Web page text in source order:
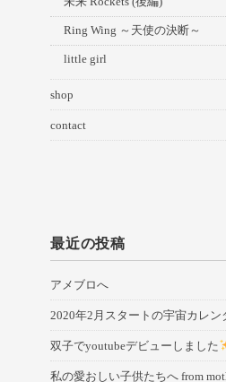
Ring Wing ～天使の決断～
little girl
shop
contact
最近の投稿
アメブロへ
2020年2月スタートの宇宙カレン
双子でyoutubeデビューしました
私の愛おしい子供たちへ from